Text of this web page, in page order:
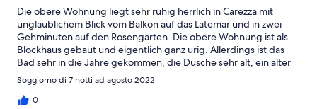
Die obere Wohnung liegt sehr ruhig herrlich in Carezza mit
unglaublichem Blick vom Balkon auf das Latemar und in zwei
Gehminuten auf den Rosengarten. Die obere Wohnung ist als
Blockhaus gebaut und eigentlich ganz urig. Allerdings ist das
Bad sehr in die Jahre gekommen, die Dusche sehr alt, ein alter
Holzrost in der Wanne ist nicht sehr hygienisch, darunter sieht es
auch nicht sauber aus, der Ablauf funktioniert schlecht, ein
Abfluss im Bad im Boden müffelt sehr. Die Matratzen sind
Soggiorno di 7 notti ad agosto 2022
0